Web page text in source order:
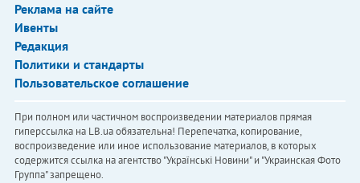
Реклама на сайте
Ивенты
Редакция
Политики и стандарты
Пользовательское соглашение
При полном или частичном воспроизведении материалов прямая
гиперссылка на LB.ua обязательна! Перепечатка, копирование,
воспроизведение или иное использование материалов, в которых
содержится ссылка на агентство "Українськi Новини" и "Украинская Фото
Группа" запрещено.